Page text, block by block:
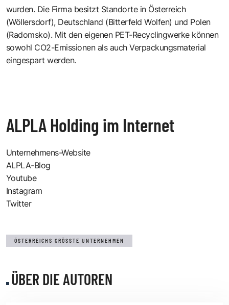
wurden. Die Firma besitzt Standorte in Österreich
(Wöllersdorf), Deutschland (Bitterfeld Wolfen) und Polen
(Radomsko). Mit den eigenen PET-Recyclingwerke können
sowohl CO2-Emissionen als auch Verpackungsmaterial
eingespart werden.
ALPLA Holding im Internet
Unternehmens-Website
ALPLA-Blog
Youtube
Instagram
Twitter
ÖSTERREICHS GRÖSSTE UNTERNEHMEN
ÜBER DIE AUTOREN